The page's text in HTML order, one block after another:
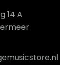
14 A